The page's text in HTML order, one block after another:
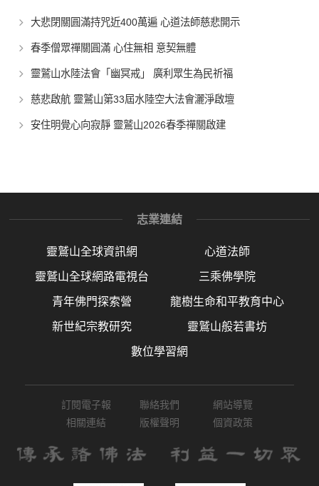
大悲閉關圓滿持咒近400萬遍 心道法師慈悲開示
春季僧眾禪關圓滿 心住無相 意契無體
靈鷲山水陸法會「幽冥戒」 廣利眾生為民祈福
慈悲啟航 靈鷲山第33屆水陸空大法會灑淨啟壇
安住明覺心向寂靜 靈鷲山2026春季禪關啟建
志業連結
靈鷲山全球資訊網 心道法師
靈鷲山全球網路電視台 三乘佛學院
青年佛門探索營 龍樹生命和平教育中心
新世紀宗教研究 靈鷲山般若書坊
數位學習網
訂閱電子報 聯絡我們
網站導覽
相關連結
版權聲明 個資政策